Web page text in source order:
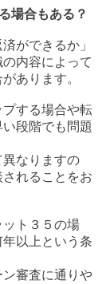
場合もある？
ができるか」
内容によって
あります。
する場合や転
段階でも問題
なりますの
れることをお
ト３５の場
以上という条
審査に通りや